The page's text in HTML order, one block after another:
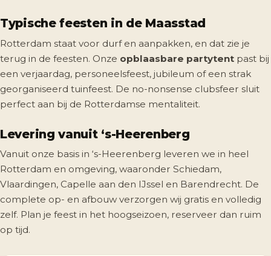
Typische feesten in de Maasstad
Rotterdam staat voor durf en aanpakken, en dat zie je
terug in de feesten. Onze opblaasbare partytent past bij
een verjaardag, personeelsfeest, jubileum of een strak
georganiseerd tuinfeest. De no-nonsense clubsfeer sluit
perfect aan bij de Rotterdamse mentaliteit.
Levering vanuit ‘s-Heerenberg
Vanuit onze basis in ‘s-Heerenberg leveren we in heel
Rotterdam en omgeving, waaronder Schiedam,
Vlaardingen, Capelle aan den IJssel en Barendrecht. De
complete op- en afbouw verzorgen wij gratis en volledig
zelf. Plan je feest in het hoogseizoen, reserveer dan ruim
op tijd.